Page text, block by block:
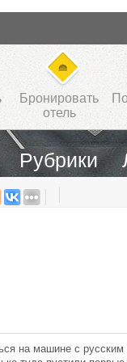
Бронировать
отель
Рубрики
на машине с